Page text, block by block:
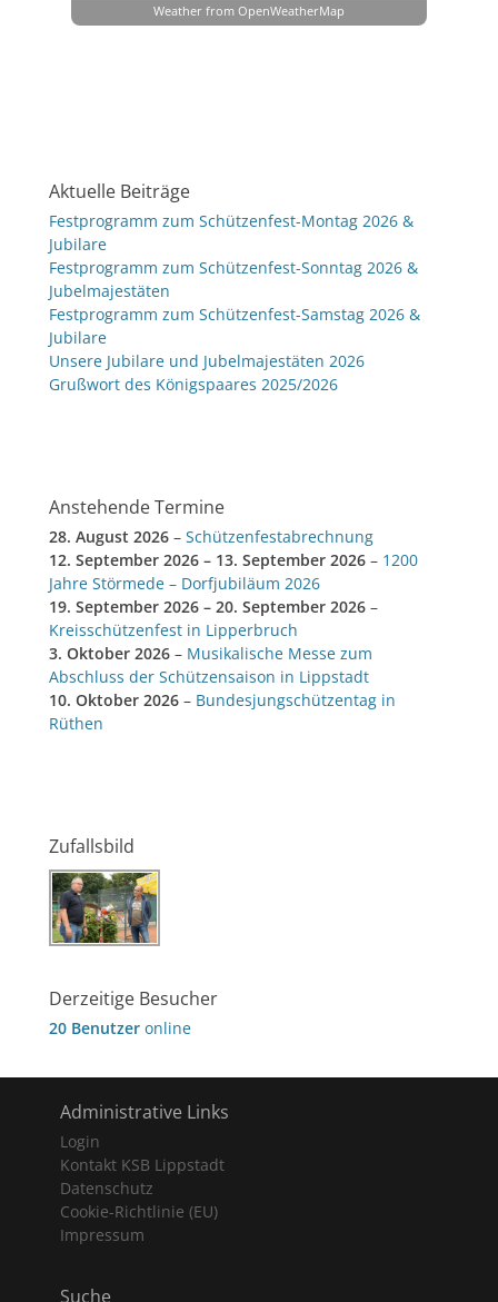
Weather from OpenWeatherMap
Aktuelle Beiträge
Festprogramm zum Schützenfest-Montag 2026 &
Jubilare
Festprogramm zum Schützenfest-Sonntag 2026 &
Jubelmajestäten
Festprogramm zum Schützenfest-Samstag 2026 &
Jubilare
Unsere Jubilare und Jubelmajestäten 2026
Grußwort des Königspaares 2025/2026
Anstehende Termine
28. August 2026 – Schützenfestabrechnung
12. September 2026 – 13. September 2026 – 1200
Jahre Störmede – Dorfjubiläum 2026
19. September 2026 – 20. September 2026 –
Kreisschützenfest in Lipperbruch
3. Oktober 2026 – Musikalische Messe zum
Abschluss der Schützensaison in Lippstadt
10. Oktober 2026 – Bundesjungschützentag in
Rüthen
Zufallsbild
Derzeitige Besucher
20 Benutzer online
Administrative Links
Login
Kontakt KSB Lippstadt
Datenschutz
Cookie-Richtlinie (EU)
Impressum
Suche